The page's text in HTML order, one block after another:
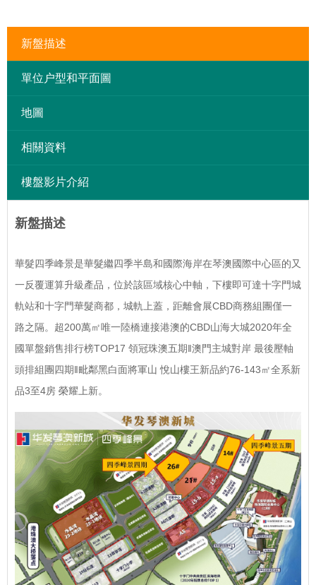
新盤描述
單位户型和平面圖
地圖
相關資料
樓盤影片介紹
新盤描述
華髮四季峰景是華髮繼四季半島和國際海岸在琴澳國際中心區的又
一反覆運算升級產品，位於該區域核心中軸，下樓即可達十字門城
軌站和十字門華髮商都，城軌上蓋，距離會展CBD商務組團僅一
路之隔。超200萬㎡唯一陸橋連接港澳的CBD山海大城2020年全
國單盤銷售排行榜TOP17 領冠珠澳五期‖澳門主城對岸 最後壓軸
頭排組團四期‖毗鄰黑白面將軍山 悅山樓王新品約76-143㎡全系新
品3至4房 榮耀上新。